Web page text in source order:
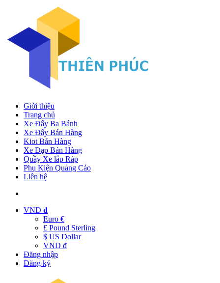
Giới thiệu
Trang chủ
Xe Đẩy Ba Bánh
Xe Đẩy Bán Hàng
Kiot Bán Hàng
Xe Đạp Bán Hàng
Quầy Xe lắp Ráp
Phụ Kiện Quảng Cáo
Liên hệ
VND đ
Euro €
£ Pound Sterling
$ US Dollar
VND đ
Đăng nhập
Đăng ký